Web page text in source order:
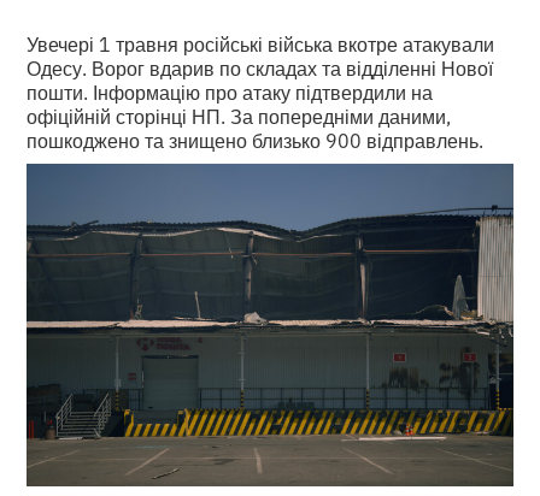
Увечері 1 травня російські війська вкотре атакували
Одесу. Ворог вдарив по складах та відділенні Нової
пошти. Інформацію про атаку підтвердили на
офіційній сторінці НП. За попередніми даними,
пошкоджено та знищено близько 900 відправлень.